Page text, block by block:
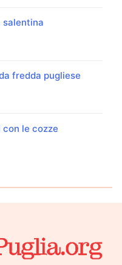
salentina
fredda pugliese
le cozze